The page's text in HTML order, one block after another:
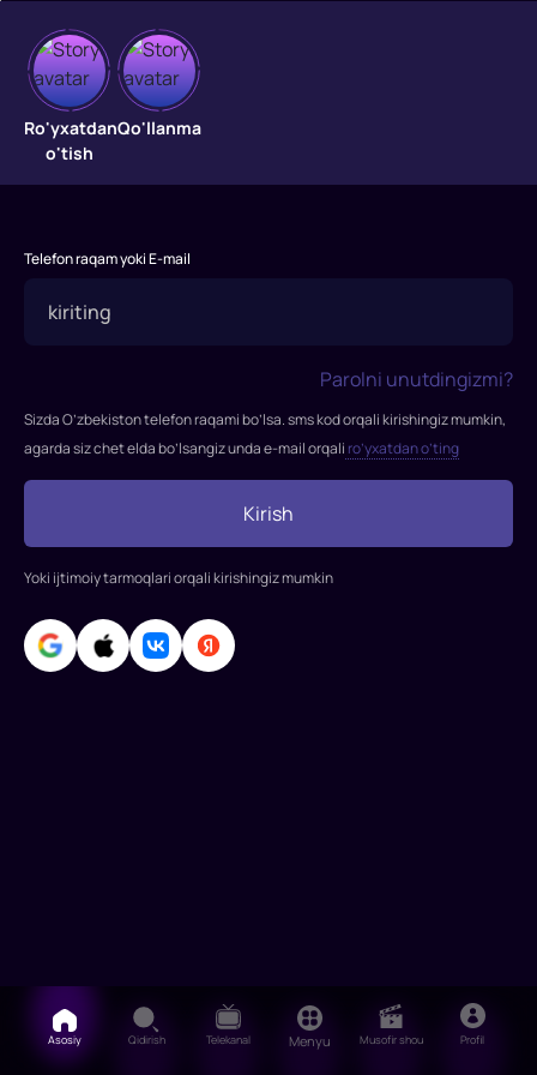
Ford
ferrariga
qarshi
ferrariga
olingan
Rejissor:
Jeyms
Rollarda:
Kristian
Mett
Deymon,
Ro'yxatdan
o'tish
Qo'llanma
Telefon raqam yoki E-mail
Parolni unutdingizmi?
Sizda O’zbekiston telefon raqami bo’lsa. sms kod orqali kirishingiz mumkin,
agarda siz chet elda bo’lsangiz unda e-mail orqali ro’yxatdan o’ting
Kirish
Yoki ijtimoiy tarmoqlari orqali kirishingiz mumkin
Asosiy Qidirish Telekanal Menyu Musofir shou Profil